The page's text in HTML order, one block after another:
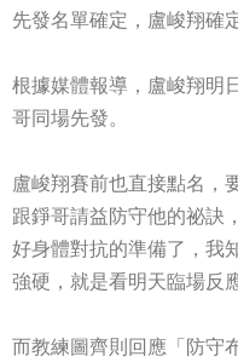
先發名單確定，盧峻翔確
根據媒體報導，盧峻翔明
哥同場先發。
盧峻翔賽前也直接點名，
跟錚哥請益防守他的祕訣
好身體對抗的準備了，我
強硬，就是看明天臨場反
而教練圖齊則回應「防守